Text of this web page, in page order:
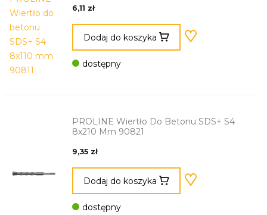
6,11 zł
Dodaj do koszyka
dostępny
PROLINE Wiertło Do Betonu SDS+ S4
8x210 Mm 90821
9,35 zł
Dodaj do koszyka
dostępny